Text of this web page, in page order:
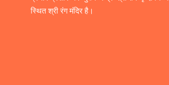
स्थित श्री रंग मंदिर है।